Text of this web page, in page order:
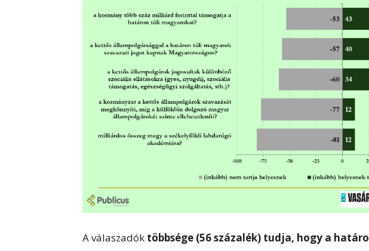
A válaszadók többsége (56 százalék) tudja, hogy a